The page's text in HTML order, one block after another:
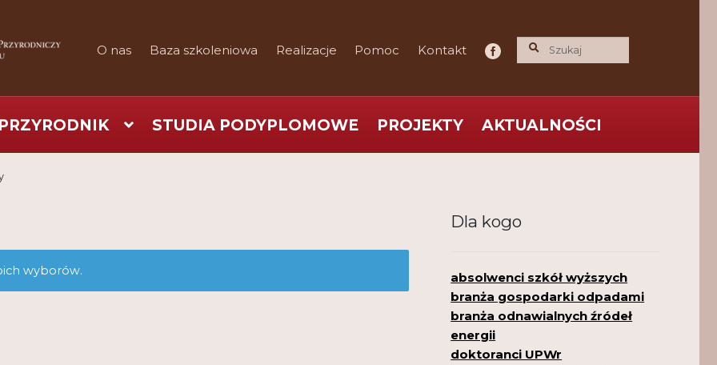
O nas Baza szkoleniowa Realizacje Pomoc Kontakt
STUDIA PODYPLOMOWE PROJEKTY AKTUALNOŚCI
wyborów.
Dla kogo
absolwenci szkół wyższych
branża gospodarki odpadami
branża odnawialnych źródeł
energii
doktoranci UPWr